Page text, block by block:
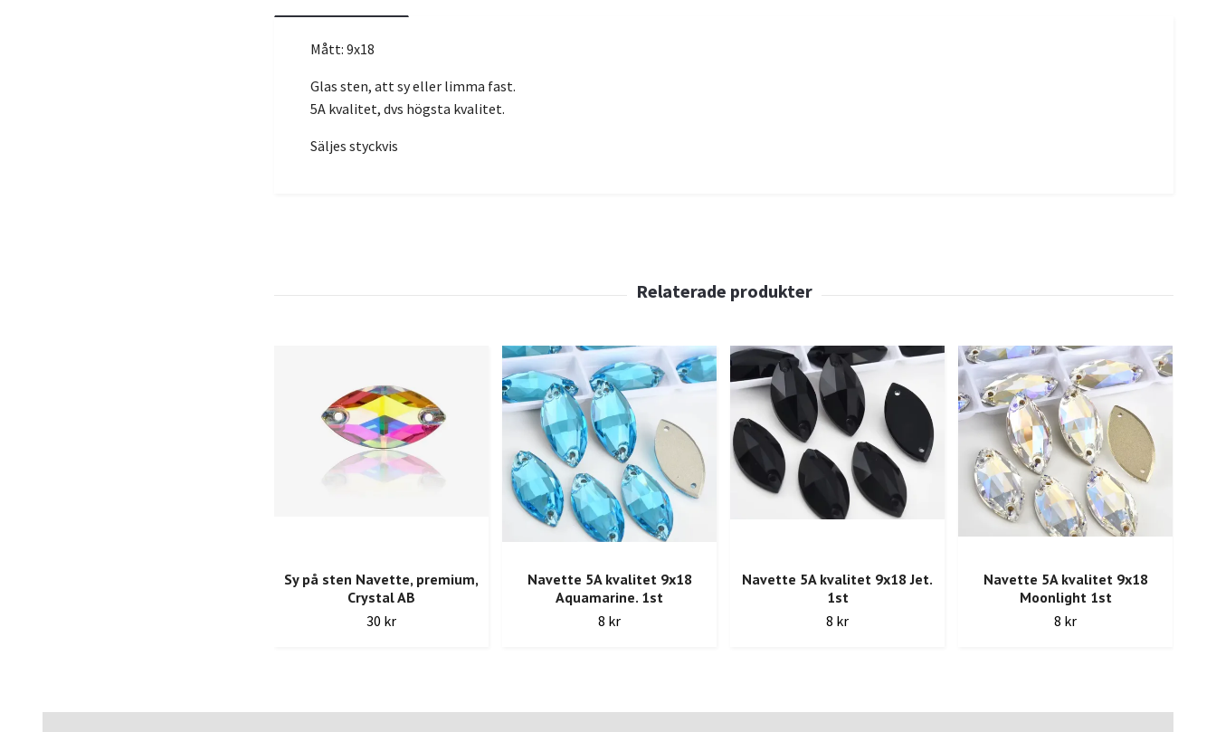
Mått: 9x18
Glas sten, att sy eller limma fast.
5A kvalitet, dvs högsta kvalitet.
Säljes styckvis
Sy på sten Navette, premium,
Crystal AB
30 kr
Navette 5A kvalitet 9x18
Aquamarine. 1st
8 kr
Navette 5A kvalitet 9x18 Jet.
1st
8 kr
Navette 5A kvalitet 9x18
Moonlight 1st
8 kr